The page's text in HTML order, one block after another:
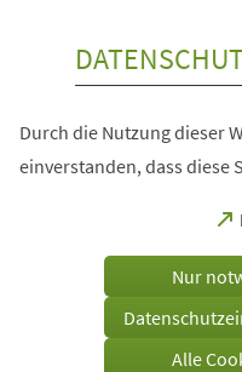
Durch die Nutzung dieser
einverstanden, dass diese
Nur
Alle